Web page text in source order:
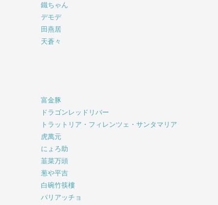
鐵ちゃん
デモデ
田燕居
天蒼々
富金豚
ドラゴンレッドリバー
トラットリア・フィレンツェ・サンタマリア
虎萬元
にょろ助
韮菜万頭
葱や平吉
白碗竹筷樓
パリアッチョ